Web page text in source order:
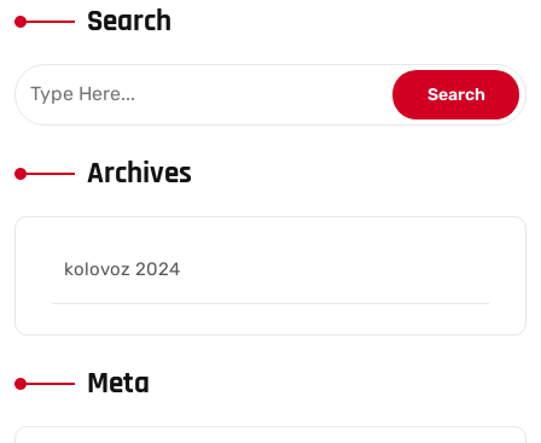
Search
Archives
kolovoz 2024
Meta